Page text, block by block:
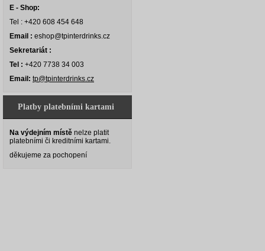
E - Shop:
Tel : +420 608 454 648
Email : eshop@tpinterdrinks.cz
Sekretariát :
Tel : +420 7738 34 003
Email: tp@tpinterdrinks.cz
Platby platebními kartami
Na výdejním místě nelze platit
platebními či kreditními kartami.
děkujeme za pochopení